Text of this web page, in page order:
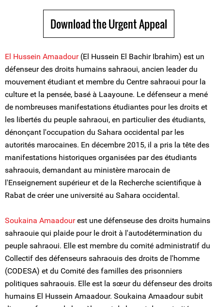
Download the Urgent Appeal
El Hussein Amaadour(El Hussein El Bachir Ibrahim) est un
défenseur des droits humains sahraoui, ancien leader du
mouvement étudiant et membre du Centre sahraoui pour la
culture et la pensée, basé à Laayoune. Le défenseur a mené
de nombreuses manifestations étudiantes pour les droits et
les libertés du peuple sahraoui, en particulier des étudiants,
dénonçant l'occupation du Sahara occidental par les
autorités marocaines. En décembre 2015, il a pris la tête des
manifestations historiques organisées par des étudiants
sahraouis, demandant au ministère marocain de
l'Enseignement supérieur et de la Recherche scientifique à
Rabat de créer une université au Sahara occidental.
Soukaina Amaadourest une défenseuse des droits humains
sahraouie qui plaide pour le droit à l'autodétermination du
peuple sahraoui. Elle est membre du comité administratif du
Collectif des défenseurs sahraouis des droits de l'homme
(CODESA) et du Comité des familles des prisonniers
politiques sahraouis. Elle est la sœur du défenseur des droits
humains El Hussein Amaadour. Soukaina Amaadour subit